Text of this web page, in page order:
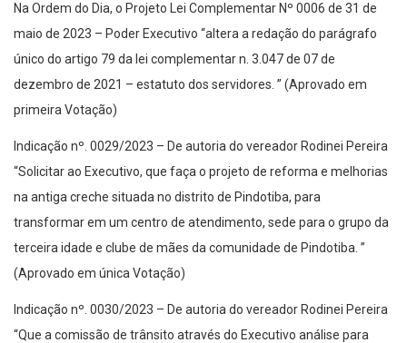
Na Ordem do Dia, o Projeto Lei Complementar Nº 0006 de 31 de
maio de 2023 – Poder Executivo “altera a redação do parágrafo
único do artigo 79 da lei complementar n. 3.047 de 07 de
dezembro de 2021 – estatuto dos servidores. ” (Aprovado em
primeira Votação)
Indicação nº. 0029/2023 – De autoria do vereador Rodinei Pereira
“Solicitar ao Executivo, que faça o projeto de reforma e melhorias
na antiga creche situada no distrito de Pindotiba, para
transformar em um centro de atendimento, sede para o grupo da
terceira idade e clube de mães da comunidade de Pindotiba. ”
(Aprovado em única Votação)
Indicação nº. 0030/2023 – De autoria do vereador Rodinei Pereira
“Que a comissão de trânsito através do Executivo análise para